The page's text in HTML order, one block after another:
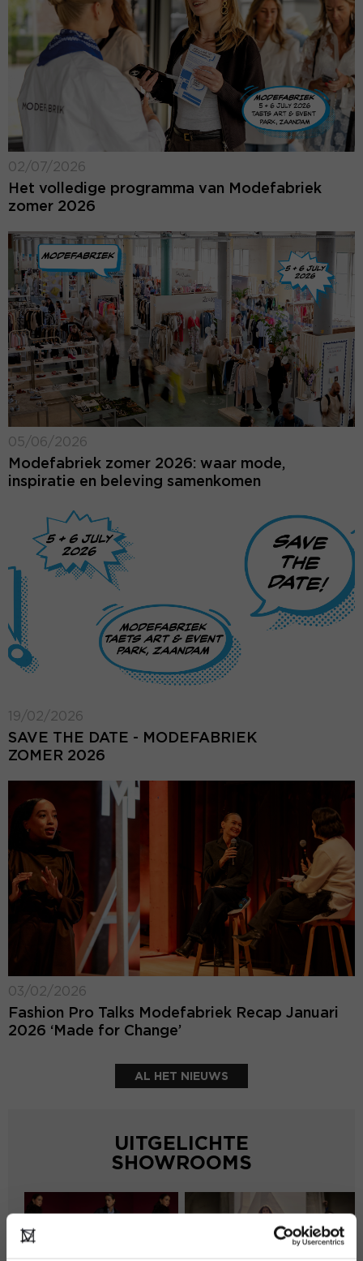
02/07/2026
Het volledige programma van Modefabriek
zomer 2026
05/06/2026
Modefabriek zomer 2026: waar mode,
inspiratie en beleving samenkomen
19/02/2026
SAVE THE DATE - MODEFABRIEK
ZOMER 2026
03/02/2026
Fashion Pro Talks Modefabriek Recap Januari
2026 ‘Made for Change’
AL HET NIEUWS
UITGELICHTE
SHOWROOMS